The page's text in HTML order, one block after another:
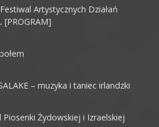
Artystycznych Działań
[PROGRAM]
– muzyka i taniec irlandzki
Piosenki Żydowskiej i Izraelskiej